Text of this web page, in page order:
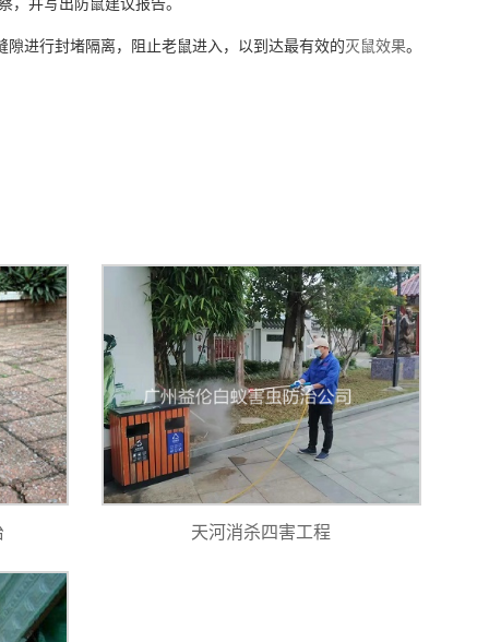
进行封堵隔离，阻止老鼠进入，以到达最有效的灭鼠效果。
天河消杀四害工程